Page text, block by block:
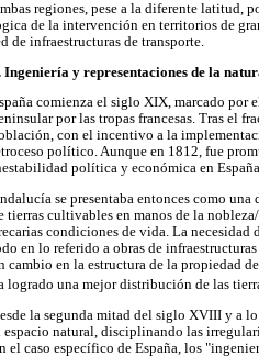
regiones, pese a la diferente latitud,
de la intervención en territorios de
de infraestructuras de transporte.
Ingeniería y representaciones de la
comienza el siglo XIX, marcado por
por las tropas francesas. Tras el
con el incentivo a la
político. Aunque en 1812, fue
política y económica en
se presentaba entonces como una
tierras cultivables en manos de la
condiciones de vida. La necesidad
en lo referido a obras de
cambio en la estructura de la propiedad
logrado una mejor distribución de las
la segunda mitad del siglo XVIII y a
espacio natural, disciplinando las
el caso específico de España, los